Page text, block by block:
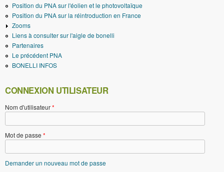
Position du PNA sur l'éolien et le photovoltaïque
Position du PNA sur la réintroduction en France
Zooms
Liens à consulter sur l'aigle de bonelli
Partenaires
Le précédent PNA
BONELLI INFOS
CONNEXION UTILISATEUR
Nom d'utilisateur*
Mot de passe *
Demander un nouveau mot de passe